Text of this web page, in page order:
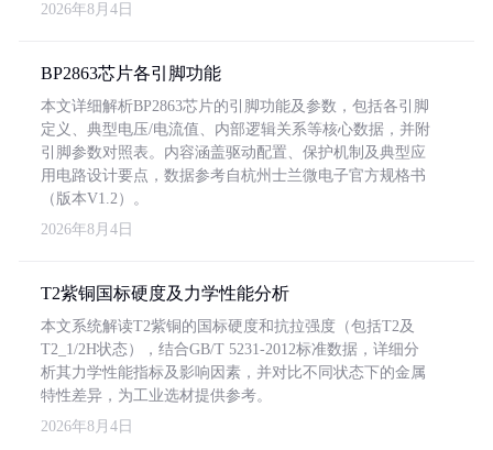
2026年8月4日
BP2863芯片各引脚功能
本文详细解析BP2863芯片的引脚功能及参数，包括各引脚
定义、典型电压/电流值、内部逻辑关系等核心数据，并附
引脚参数对照表。内容涵盖驱动配置、保护机制及典型应
用电路设计要点，数据参考自杭州士兰微电子官方规格书
（版本V1.2）。
2026年8月4日
T2紫铜国标硬度及力学性能分析
本文系统解读T2紫铜的国标硬度和抗拉强度（包括T2及
T2_1/2H状态），结合GB/T 5231-2012标准数据，详细分
析其力学性能指标及影响因素，并对比不同状态下的金属
特性差异，为工业选材提供参考。
2026年8月4日